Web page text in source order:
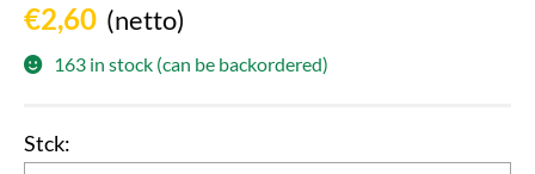
€2,60 (netto)
163 in stock (can be backordered)